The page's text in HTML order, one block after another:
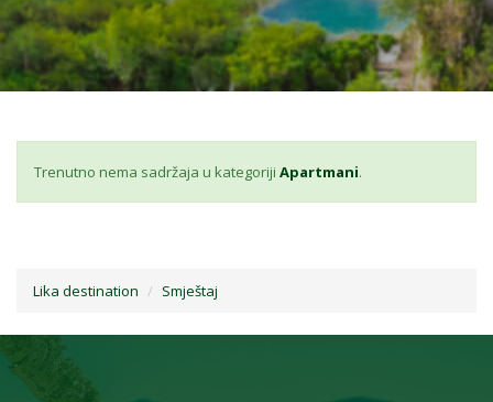
Trenutno nema sadržaja u kategoriji Apartmani.
Lika destination Smještaj